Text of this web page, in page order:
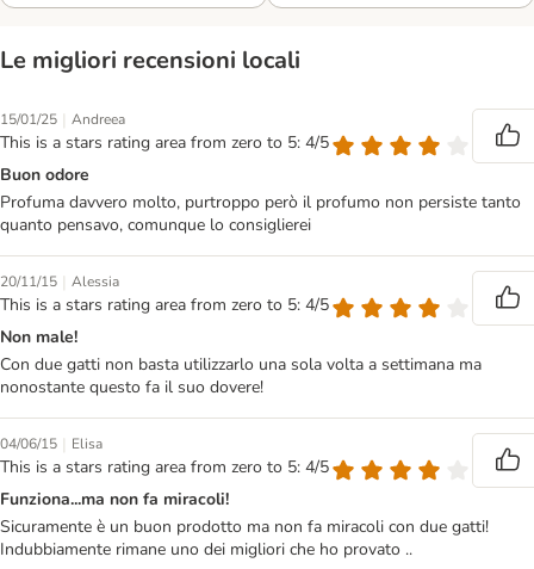
Le migliori recensioni locali
15/01/25 | Andreea
This is a stars rating area from zero to 5: 4/5
Buon odore
Profuma davvero molto, purtroppo però il profumo non persiste tanto
quanto pensavo, comunque lo consiglierei
20/11/15 | Alessia
This is a stars rating area from zero to 5: 4/5
Non male!
Con due gatti non basta utilizzarlo una sola volta a settimana ma
nonostante questo fa il suo dovere!
04/06/15 | Elisa
This is a stars rating area from zero to 5: 4/5
Funziona...ma non fa miracoli!
Sicuramente è un buon prodotto ma non fa miracoli con due gatti!
Indubbiamente rimane uno dei migliori che ho provato ..